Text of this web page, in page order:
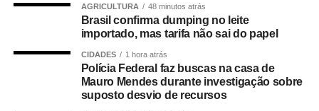
significa garantir acesso mais rápido à internação,
desafogar as unidades de pronto atendimento e oferecer
um cuidado mais resolutivo à população. Nosso
compromisso é continuar fortalecendo a rede municipal
com planejamento, investimentos e ampliação da
capacidade assistencial”, afirmou.
AGRICULTURA 48 minutos atrás
Brasil confirma dumping no leite
importado, mas tarifa não sai do papel
CIDADES 1 hora atrás
Polícia Federal faz buscas na casa de
Mauro Mendes durante investigação sobre
suposto desvio de recursos